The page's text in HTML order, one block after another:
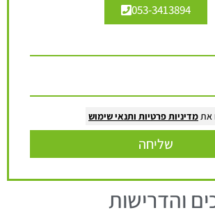
053-3413894
את מדיניות פרטיות ותנאי שימוש
שליחה
והדרישות